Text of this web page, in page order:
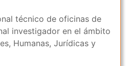
técnico de oficinas de
investigador en el ámbito
Humanas, Jurídicas y